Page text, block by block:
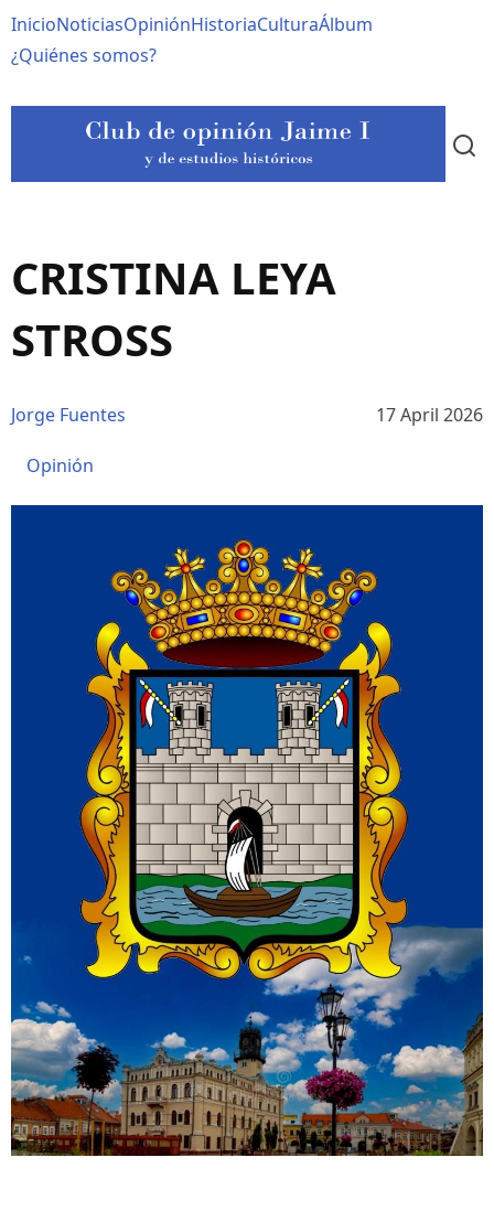
al
contenido
Navegación
principal
InicioNoticiasOpiniónHistoriaCulturaÁlbum
¿Quiénes somos?
CRISTINA LEYA
STROSS
Jorge Fuentes 17 April 2026
Opinión